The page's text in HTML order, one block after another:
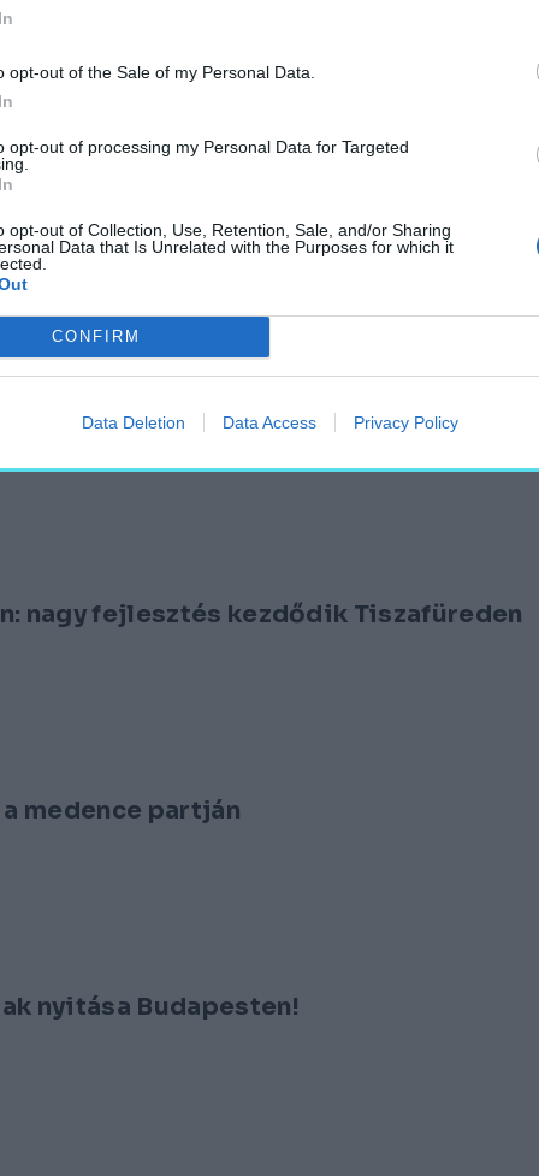
opt-out of the Sale of my Personal Data.
opt-out of processing my Personal Data for Targeted
opt-out of Collection, Use, Retention, Sale, and/or Sharing
Data that Is Unrelated with the Purposes for which it
CONFIRM
Data Deletion Data Access Privacy Policy
Budapesten
nagy fejlesztés kezdődik Tiszafüreden
medence partján
nyitása Budapesten!